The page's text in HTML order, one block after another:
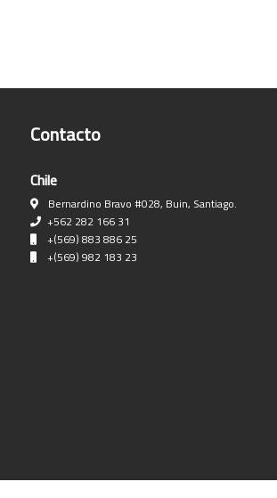
Contacto
Chile
Bernardino Bravo #028, Buin, Santiago.
+562 282 166 31
+(569) 883 886 25
+(569) 982 183 23